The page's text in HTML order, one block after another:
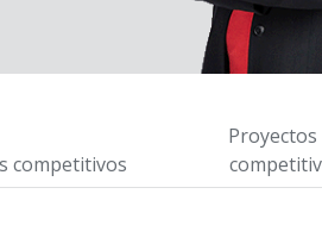
competitivos
Proyectos